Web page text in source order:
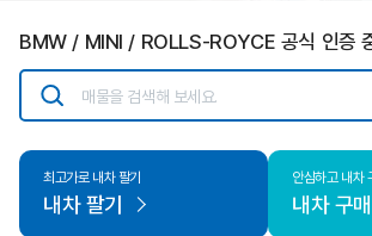
BMW / MINI / ROLLS-ROYCE 공식 인증
매물을 검색해 보세요.
최고가로 내차 팔기
내차 팔기
안심하고 내차
내차 구매